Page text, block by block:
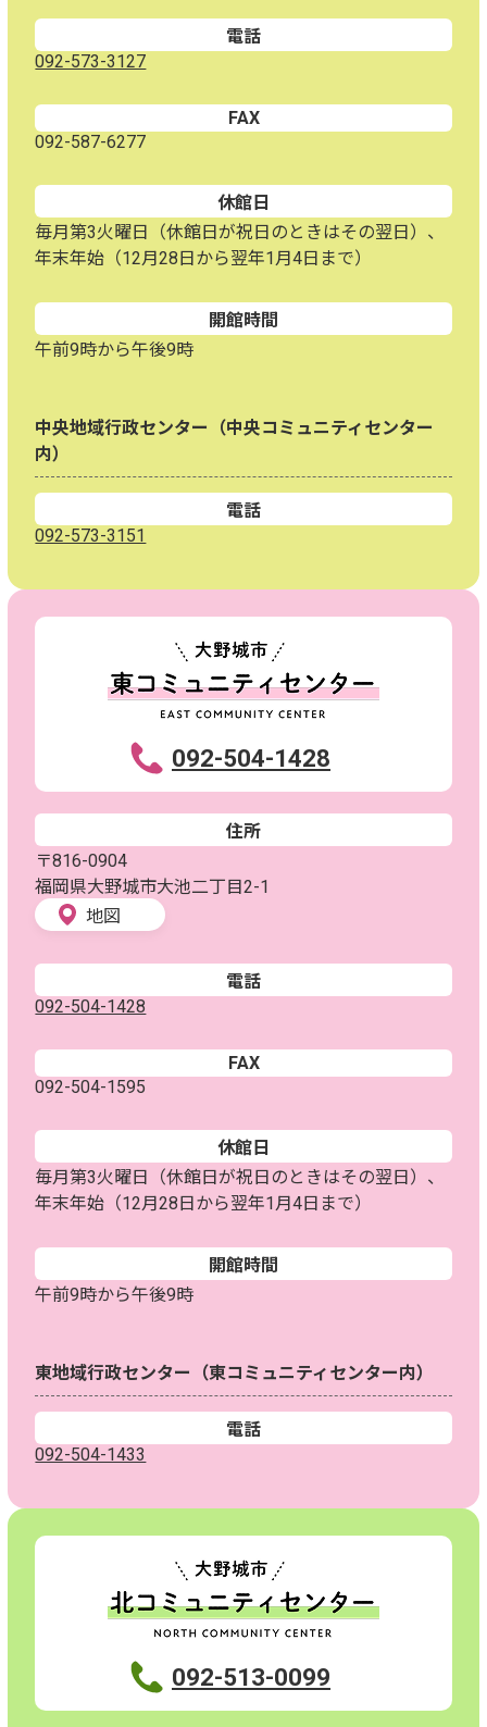
電話
092-573-3127
FAX
092-587-6277
休館日
毎月第3火曜日（休館日が祝日のときはその翌日）、
年末年始（12月28日から翌年1月4日まで）
開館時間
午前9時から午後9時
中央地域行政センター（中央コミュニティセンター
内）
電話
092-573-3151
092-504-1428
住所
〒816-0904
福岡県大野城市大池二丁目2-1
地図
電話
092-504-1428
FAX
092-504-1595
休館日
毎月第3火曜日（休館日が祝日のときはその翌日）、
年末年始（12月28日から翌年1月4日まで）
開館時間
午前9時から午後9時
東地域行政センター（東コミュニティセンター内）
電話
092-504-1433
092-513-0099